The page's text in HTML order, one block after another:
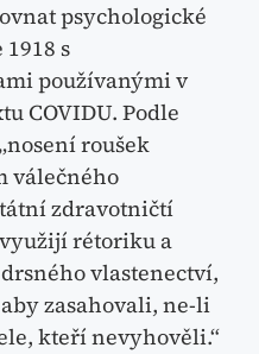
psychologické
s
používanými v
COVIDU. Podle
roušek
válečného
zdravotničtí
rétoriku a
vlastenectví,
zasahovali, ne-li
kteří nevyhověli.“